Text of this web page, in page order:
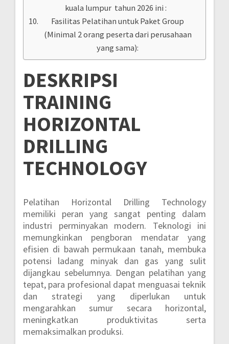
kuala lumpur tahun 2026 ini :
Fasilitas Pelatihan untuk Paket Group
(Minimal 2 orang peserta dari perusahaan
yang sama):
DESKRIPSI
TRAINING
HORIZONTAL
DRILLING
TECHNOLOGY
Pelatihan Horizontal Drilling Technology
memiliki peran yang sangat penting dalam
industri perminyakan modern. Teknologi ini
memungkinkan pengboran mendatar yang
efisien di bawah permukaan tanah, membuka
potensi ladang minyak dan gas yang sulit
dijangkau sebelumnya. Dengan pelatihan yang
tepat, para profesional dapat menguasai teknik
dan strategi yang diperlukan untuk
mengarahkan sumur secara horizontal,
meningkatkan produktivitas serta
memaksimalkan produksi.